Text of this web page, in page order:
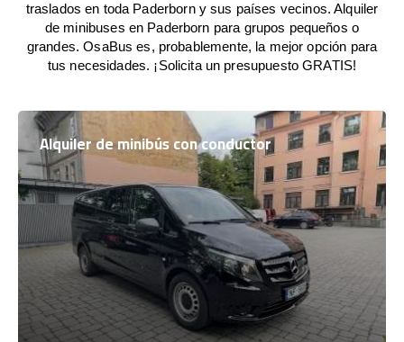
traslados en toda Paderborn y sus países vecinos. Alquiler
de minibuses en Paderborn para grupos pequeños o
grandes. OsaBus es, probablemente, la mejor opción para
tus necesidades. ¡Solicita un presupuesto GRATIS!
Alquiler de minibús con conductor